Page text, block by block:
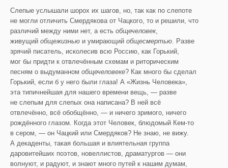
Слепые услышали шорох их шагов, но, так как по слепоте
не могли отличить Смердякова от Чацкого, то и решили, что
различий между ними нет, а есть общечеловек,
живущий общежизнью и умирающий общесмертью. Разве
зрячий писатель, исколесив всю Россию, как Горький,
мог бы придти к отвлечённым схемам и риторическим
песням о выдуманном общечеловеке? Как много бы сделал
Горький, если б у него были глаза! А «Жизнь Человека»,
эта типичнейшая для нашего времени вещь, — разве
не слепым для слепых она написана? В ней всё
отвлечённо, всё обобщённо, — и ничего зримого, ничего
рождённого глазом. Когда этот Человек, блюдомый Кем-то
в сером, — он Чацкий или Смердяков? Не знаю, не вижу.
А декаденты, такая большая и влиятельная группа
даровитейших поэтов, новеллистов, драматургов — они
волнуют, и радуют, и знают много путей к нашим думам,